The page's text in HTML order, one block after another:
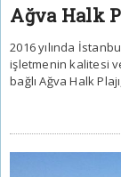
Ağva Halk
2016 yılında
işletmenin kalitesi
bağlı Ağva Halk